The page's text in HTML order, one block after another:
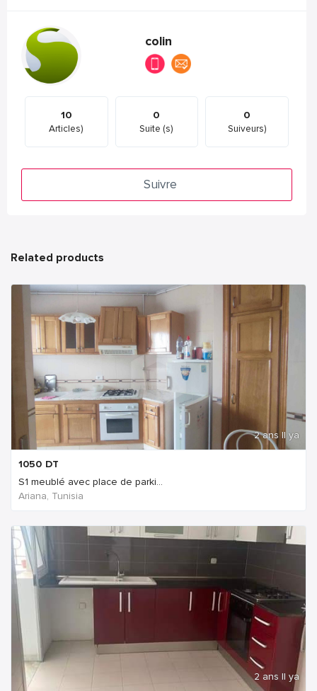
colin
10
Articles)
0
Suite (s)
0
Suiveurs)
Suivre
Related products
2 ans Il ya
1050 DT
S1 meublé avec place de parki...
Ariana, Tunisia
2 ans Il ya